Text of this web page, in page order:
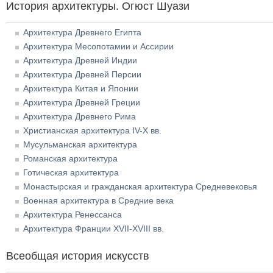
История архитектуры. Огюст Шуази
Архитектура Древнего Египта
Архитектура Месопотамии и Ассирии
Архитектура Древней Индии
Архитектура Древней Персии
Архитектура Китая и Японии
Архитектура Древней Греции
Архитектура Древнего Рима
Христианская архитектура IV-X вв.
Мусульманская архитектура
Романская архитектура
Готическая архитектура
Монастырская и гражданская архитектура Средневековья
Военная архитектура в Средние века
Архитектура Ренессанса
Архитектура Франции XVII-XVIII вв.
Всеобщая история искусств